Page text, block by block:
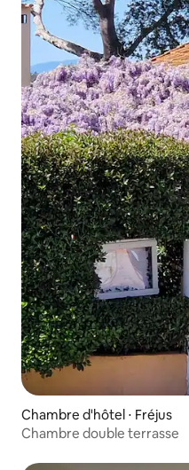
Chambre d'hôtel ⋅ Fréjus
Chambre double terrasse